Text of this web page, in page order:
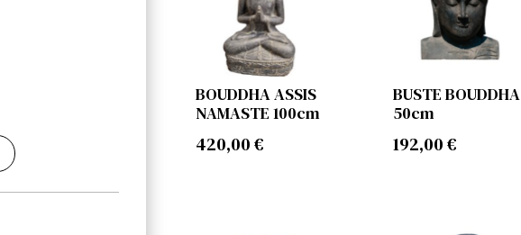
BOUDDHA ASSIS
NAMASTE 100cm
420,00€
BUSTE BOUDDHA
50cm
192,00€